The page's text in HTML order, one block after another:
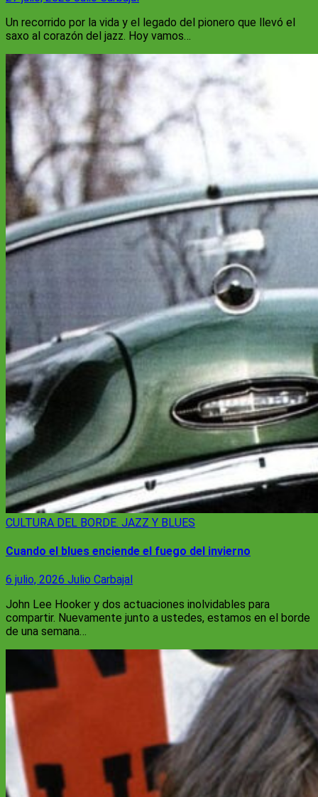
Un recorrido por la vida y el legado del pionero que llevó el
saxo al corazón del jazz. Hoy vamos…
CULTURA DEL BORDE. JAZZ Y BLUES
Cuando el blues enciende el fuego del invierno
6 julio, 2026 Julio Carbajal
John Lee Hooker y dos actuaciones inolvidables para
compartir. Nuevamente junto a ustedes, estamos en el borde
de una semana…